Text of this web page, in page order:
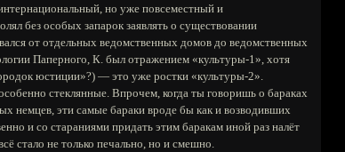
но уже повсеместный и
без особых запарок заявлять о существовании
от отдельных ведомственных домов до ведомственных
Паперного, К. был отражением «культуры-1», хотя
юстиции»?) — это уже ростки «культуры-2».
стеклянные. Впрочем, когда ты говоришь о бараках
немцев, эти самые бараки вроде бы как и возводивших
и со стараниями придать этим баракам иной раз налёт
стало не только печально, но и смешно.